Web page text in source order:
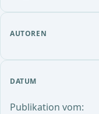
AUTOREN
DATUM
Publikation vom: